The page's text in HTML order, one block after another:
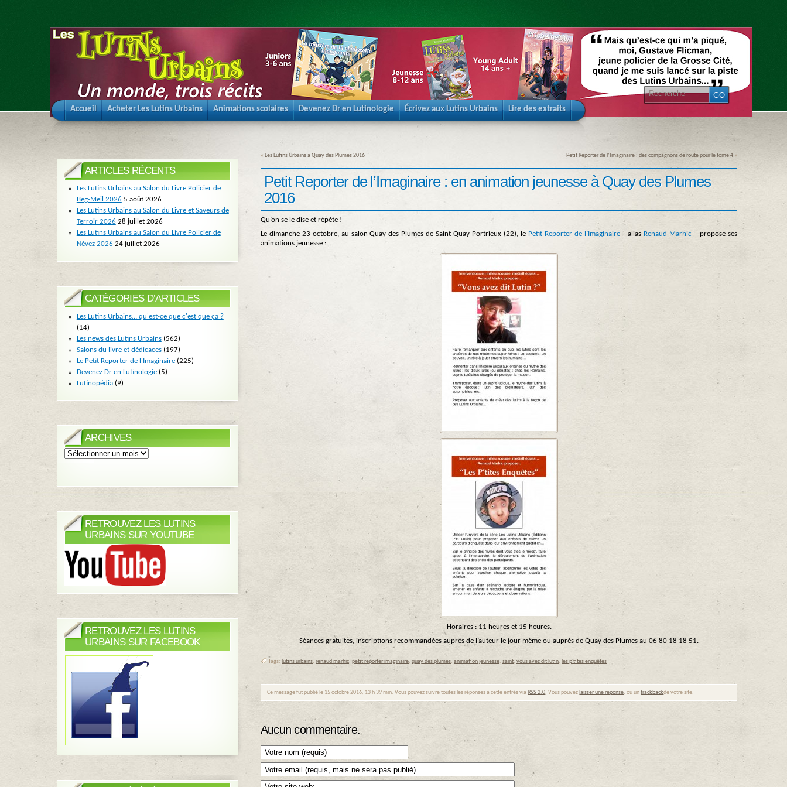
Accueil Acheter Les Lutins Urbains Animations scolaires Devenez Dr en Lutinologie Écrivez aux Lutins Urbains Lire des extraits
« Les Lutins Urbains à Quay des Plumes 2016 Petit Reporter de l’Imaginaire : des compagnons de route pour le tome 4 »
Petit Reporter de l’Imaginaire : en animation jeunesse à Quay des Plumes
2016
Qu’on se le dise et répète !
Le dimanche 23 octobre, au salon Quay des Plumes de Saint-Quay-Portrieux (22), le Petit Reporter de l’Imaginaire– alias Renaud Marhic – propose ses
animations jeunesse :
Horaires : 11 heures et 15 heures.
Séances gratuites, inscriptions recommandées auprès de l’auteur le jour même ou auprès de Quay des Plumes au 06 80 18 18 51.
Tags: lutins urbains, renaud marhic, petit reporter imaginaire, quay des plumes, animation jeunesse, saint, vous avez dit lutin, les p'tites enquêtes
Ce message fût publié le 15 octobre 2016, 13 h 39 min. Vous pouvez suivre toutes les réponses à cette entrés via RSS 2.0. Vous pouvez laisser une réponse, ou untrackbackde votre site.
Aucun commentaire.
ARTICLES RÉCENTS
Les Lutins Urbains au Salon du Livre Policier de
Beg-Meil 2026 5 août 2026
Les Lutins Urbains au Salon du Livre et Saveurs de
Terroir 2026 28 juillet 2026
Les Lutins Urbains au Salon du Livre Policier de
Névez 2026 24 juillet 2026
CATÉGORIES D’ARTICLES
Les Lutins Urbains… qu'est-ce que c'est que ça ?
(14)
Les news des Lutins Urbains(562)
Salons du livre et dédicaces(197)
Le Petit Reporter de l'Imaginaire(225)
Devenez Dr en Lutinologie(5)
Lutinopédia(9)
ARCHIVES
Archives
RETROUVEZ LES LUTINS
URBAINS SUR YOUTUBE
RETROUVEZ LES LUTINS
URBAINS SUR FACEBOOK